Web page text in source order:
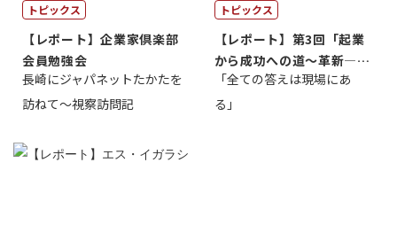
トピックス
【レポート】企業家倶楽部
会員勉強会
長崎にジャパネットたかたを
訪ねて～視察訪問記
トピックス
【レポート】第3回「起業
から成功への道～革新―挑
戦の先にある...
「全ての答えは現場にあ
る」